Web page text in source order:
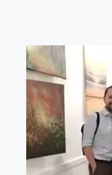
Visitas a los
Qué dicen de
Aviso legal